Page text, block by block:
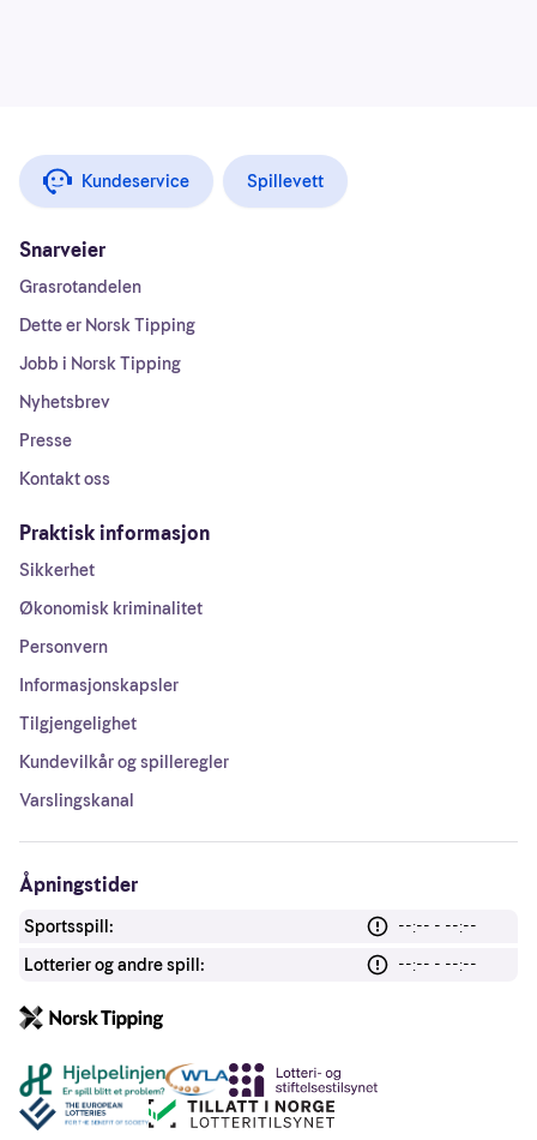
Kundeservice Spillevett
Snarveier
Grasrotandelen
Dette er Norsk Tipping
Jobb i Norsk Tipping
Nyhetsbrev
Presse
Kontakt oss
Praktisk informasjon
Sikkerhet
Økonomisk kriminalitet
Personvern
Informasjonskapsler
Tilgjengelighet
Kundevilkår og spilleregler
Varslingskanal
Åpningstider
Sportsspill:
--:-- - --:--
Lotterier og andre spill:
--:-- - --:--
Andre lenker